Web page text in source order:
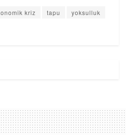
kriz tapu yoksulluk